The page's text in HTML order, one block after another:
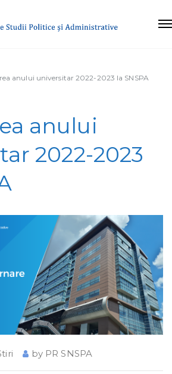
anului universitar 2022-2023 la SNSPA
anului
2022-2023
by PR SNSPA